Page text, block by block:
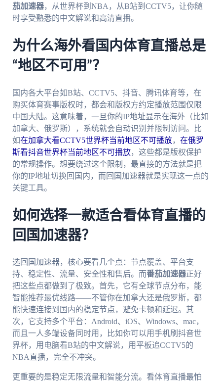
茄加速器，从世界杯到NBA，从B站到CCTV5，让你随
时享受熟悉的中文解说和高清直播。
为什么海外看国内体育直播总是
“地区不可用”？
国内各大平台如B站、CCTV5、抖音、腾讯体育等，在
购买体育赛事版权时，都会和版权方约定播放范围仅限
中国大陆。这意味着，一旦你的IP地址显示在海外（比如
加拿大、俄罗斯），系统就会自动识别并限制访问。比
如在加拿大看CCTV5世界杯当前地区不可播放， 在俄罗
斯看抖音世界杯当前地区不可播放，这些都是版权保护
的常规操作。想要绕过这个限制，最直接的方法就是把
你的IP地址切换回国内，而回国加速器就是实现这一点的
关键工具。
如何选择一款适合看体育直播的
回国加速器？
选回国加速器，核心要看几个点：节点覆盖、平台支
持、稳定性、流量、安全性和售后。而番茄加速器正好
把这些点都做到了极致。首先，它有全球节点分布，能
智能推荐最优线路——不管你在加拿大还是俄罗斯，都
能快速连接到国内的稳定节点，避免卡顿和延迟。其
次，它支持多个平台：Android、iOS、Windows、mac，
而且一人多端设备同时用，比如你可以用手机刷抖音世
界杯，用电脑看B站的中文解说，用平板追CCTV5的
NBA直播，完全不冲突。
更重要的是稳定无限流量和智能分流。看体育直播最怕